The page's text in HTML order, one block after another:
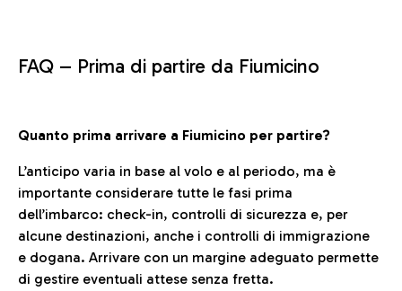
FAQ – Prima di partire da Fiumicino
Quanto prima arrivare a Fiumicino per partire?
L’anticipo varia in base al volo e al periodo, ma è
importante considerare tutte le fasi prima
dell’imbarco: check-in, controlli di sicurezza e, per
alcune destinazioni, anche i controlli di immigrazione
e dogana. Arrivare con un margine adeguato permette
di gestire eventuali attese senza fretta.